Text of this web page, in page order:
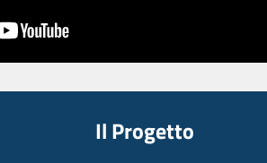
Il Progetto